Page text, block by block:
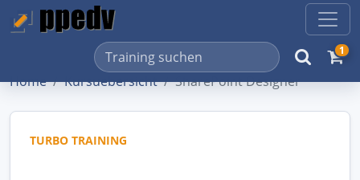
1
Home Kursuebersicht SharePoint Designer
TURBO TRAINING